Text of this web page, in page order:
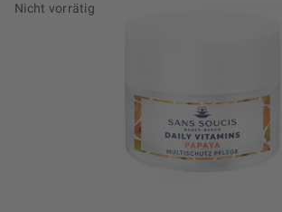
Nicht vorrätig